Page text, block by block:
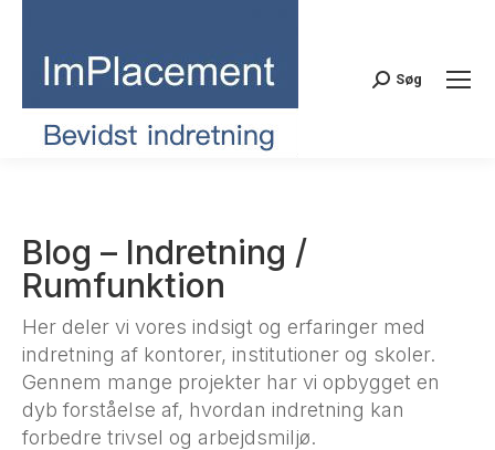
Search:
Søg
Blog – Indretning /
Rumfunktion
Her deler vi vores indsigt og erfaringer med
indretning af kontorer, institutioner og skoler.
Gennem mange projekter har vi opbygget en
dyb forståelse af, hvordan indretning kan
forbedre trivsel og arbejdsmiljø.